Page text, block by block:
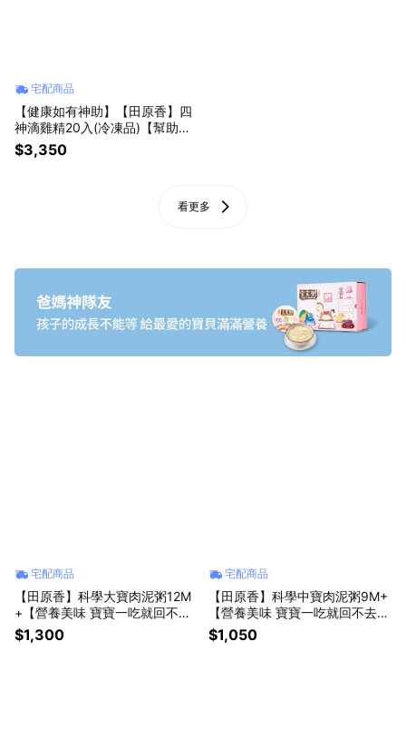
宅配商品
【健康如有神助】【田原香】四
神滴雞精20入(冷凍品)【幫助消
化 改善胃口】
$3,350
看更多
宅配商品
【田原香】科學大寶肉泥粥12M
+【營養美味 寶寶一吃就回不
去】【副食品爸媽神隊友】(冷凍
品)
$1,300
宅配商品
【田原香】科學中寶肉泥粥9M+
【營養美味 寶寶一吃就回不去】
【副食品爸媽神隊友】(冷凍品)
$1,050